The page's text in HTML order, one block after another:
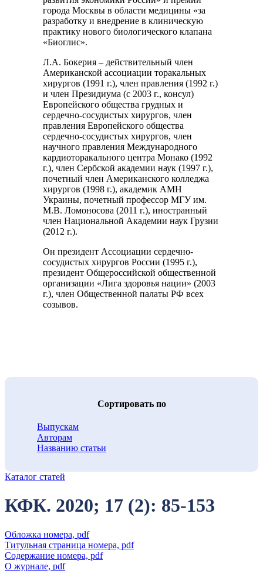
города Москвы в области медицины «за
разработку и внедрение в клиническую
практику нового биологического клапана
«Биоглис».
Л.А. Бокерия – действительный член
Американской ассоциации торакальных
хирургов (1991 г.), член правления (1992 г.)
и член Президиума (с 2003 г., консул)
Европейского общества грудных и
сердечно-сосудистых хирургов, член
правления Европейского общества
сердечно-сосудистых хирургов, член
научного правления Международного
кардиоторакального центра Монако (1992
г.), член Сербской академии наук (1997 г.),
почетный член Американского колледжа
хирургов (1998 г.), академик АМН
Украины, почетный профессор МГУ им.
М.В. Ломоносова (2011 г.), иностранный
член Национальной Академии наук Грузии
(2012 г.).
Он президент Ассоциации сердечно-
сосудистых хирургов России (1995 г.),
президент Общероссийской общественной
организации «Лига здоровья нации» (2003
г.), член Общественной палаты РФ всех
созывов.
Cортировать по
Выпускам
Авторам
Названию статьи
Каталог статей
КФК. 2020; 17 (2): 85-153
Обложка номера, pdf
Титульная страница номера, pdf
Содержание номера, pdf
О журнале, pdf